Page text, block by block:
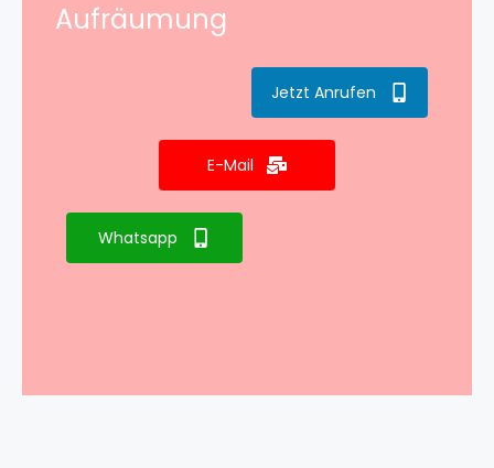
Aufräumung
Jetzt Anrufen
E-Mail
Whatsapp